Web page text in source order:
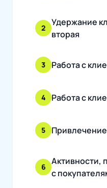
2
Удержание
вторая
3 Работа с
4 Работа с
5
6
Активности,
с